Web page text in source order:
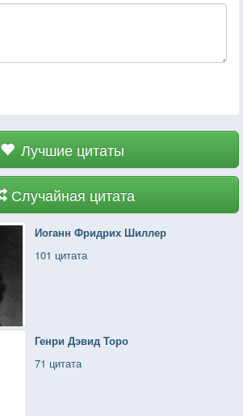
Лучшие цитаты
Случайная цитата
Иоганн Фридрих Шиллер
101 цитата
Генри Дэвид Торо
71 цитата